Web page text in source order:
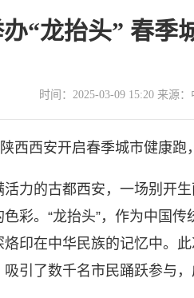
“龙抬头” 春季
时间：2025-03-09 15:20 来源
西西安开启春季城市健康
力的古都西安，一场别开
彩。“龙抬头”，作为中国
印在中华民族的记忆中。
引了数千名市民踊跃参与